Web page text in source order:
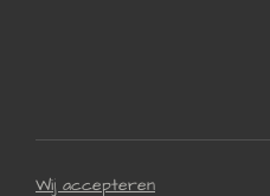
Wij accepteren